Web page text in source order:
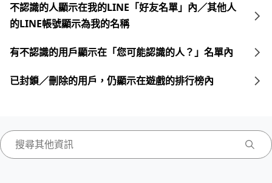
不認識的人顯示在我的LINE「好友名單」內／其他人
的LINE帳號顯示為我的名稱
有不認識的用戶顯示在「您可能認識的人？」名單內
已封鎖／刪除的用戶，仍顯示在遊戲的排行榜內